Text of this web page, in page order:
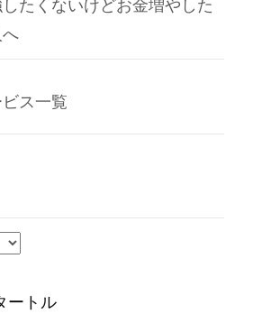
たくないけどお金増やした
ス一覧
ートル